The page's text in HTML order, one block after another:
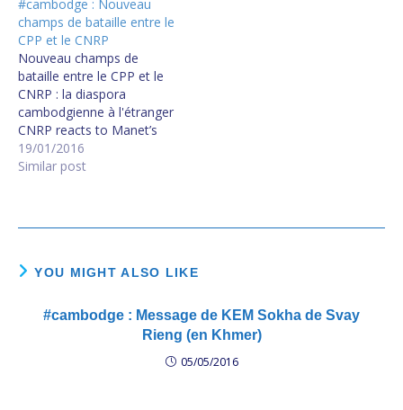
#cambodge : Nouveau
champs de bataille entre le
CPP et le CNRP
Nouveau champs de
bataille entre le CPP et le
CNRP : la diaspora
cambodgienne à l'étranger
CNRP reacts to Manet’s
US recruitment drive
19/01/2016
Similar post
YOU MIGHT ALSO LIKE
#cambodge : Message de KEM Sokha de Svay
Rieng (en Khmer)
05/05/2016